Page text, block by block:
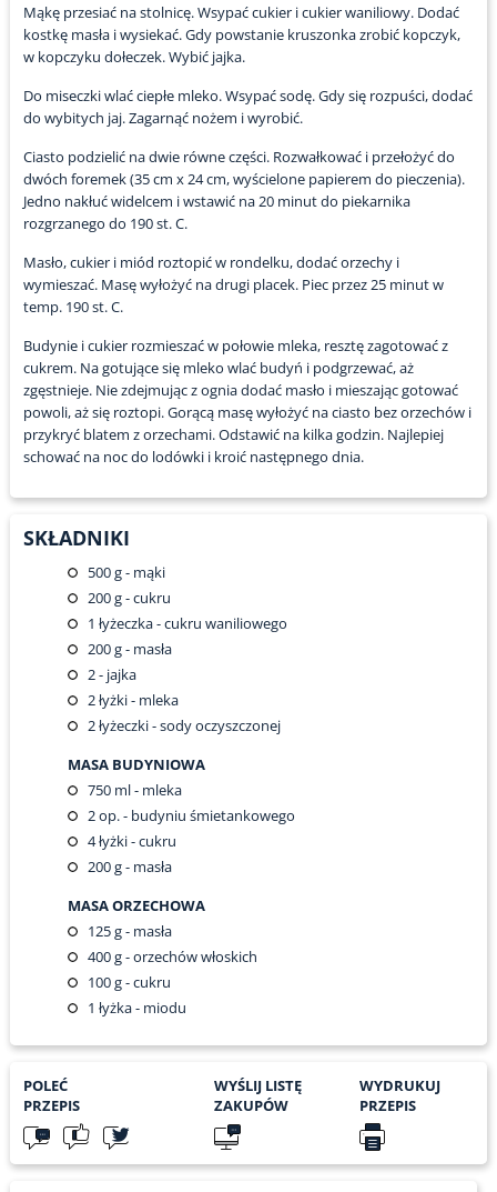
Mąkę przesiać na stolnicę. Wsypać cukier i cukier waniliowy. Dodać
kostkę masła i wysiekać. Gdy powstanie kruszonka zrobić kopczyk,
w kopczyku dołeczek. Wybić jajka.
Do miseczki wlać ciepłe mleko. Wsypać sodę. Gdy się rozpuści, dodać
do wybitych jaj. Zagarnąć nożem i wyrobić.
Ciasto podzielić na dwie równe części. Rozwałkować i przełożyć do
dwóch foremek (35 cm x 24 cm, wyścielone papierem do pieczenia).
Jedno nakłuć widelcem i wstawić na 20 minut do piekarnika
rozgrzanego do 190 st. C.
Masło, cukier i miód roztopić w rondelku, dodać orzechy i
wymieszać. Masę wyłożyć na drugi placek. Piec przez 25 minut w
temp. 190 st. C.
Budynie i cukier rozmieszać w połowie mleka, resztę zagotować z
cukrem. Na gotujące się mleko wlać budyń i podgrzewać, aż
zgęstnieje. Nie zdejmując z ognia dodać masło i mieszając gotować
powoli, aż się roztopi. Gorącą masę wyłożyć na ciasto bez orzechów i
przykryć blatem z orzechami. Odstawić na kilka godzin. Najlepiej
schować na noc do lodówki i kroić następnego dnia.
SKŁADNIKI
500g - mąki
200g - cukru
1 łyżeczka - cukru waniliowego
200g - masła
2- jajka
2łyżki - mleka
2łyżeczki - sody oczyszczonej
MASA BUDYNIOWA
750ml - mleka
2op. - budyniu śmietankowego
4łyżki - cukru
200g - masła
MASA ORZECHOWA
125g - masła
400g - orzechów włoskich
100g - cukru
1 łyżka - miodu
POLEĆ
PRZEPIS
WYŚLIJ LISTĘ
ZAKUPÓW
WYDRUKUJ
PRZEPIS